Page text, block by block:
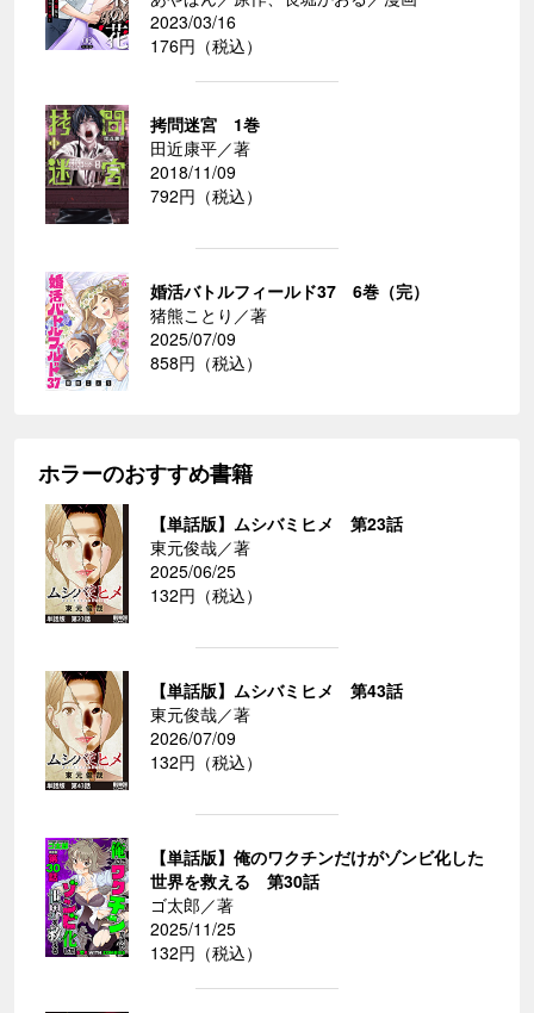
2023/03/16
176円（税込）
拷問迷宮 1巻
田近康平／著
2018/11/09
792円（税込）
婚活バトルフィールド37 6巻（完）
猪熊ことり／著
2025/07/09
858円（税込）
ホラーのおすすめ書籍
【単話版】ムシバミヒメ 第23話
東元俊哉／著
2025/06/25
132円（税込）
【単話版】ムシバミヒメ 第43話
東元俊哉／著
2026/07/09
132円（税込）
【単話版】俺のワクチンだけがゾンビ化した
世界を救える 第30話
ゴ太郎／著
2025/11/25
132円（税込）